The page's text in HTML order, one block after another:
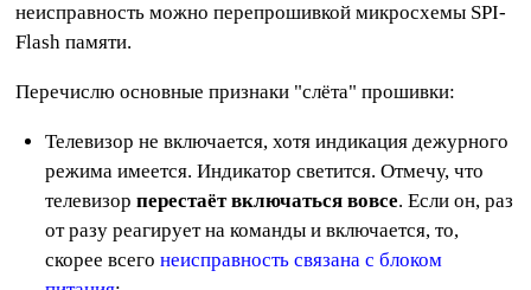
неисправность можно перепрошивкой микросхемы SPI-
Flash памяти.
Перечислю основные признаки "слёта" прошивки:
Телевизор не включается, хотя индикация дежурного
режима имеется. Индикатор светится. Отмечу, что
телевизорперестаёт включаться вовсе. Если он, раз
от разу реагирует на команды и включается, то,
скорее всегонеисправность связана с блоком